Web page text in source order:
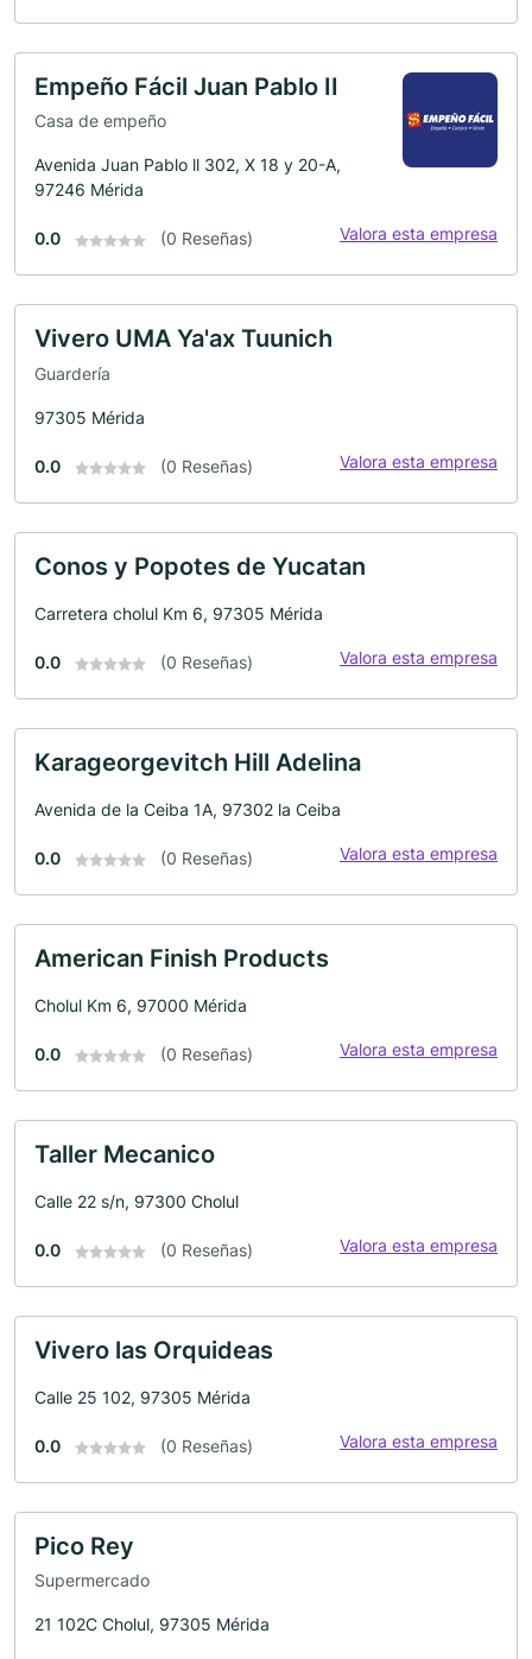
Empeño Fácil Juan Pablo II
Casa de empeño
Avenida Juan Pablo ll 302, X 18 y 20-A,
97246 Mérida
0.0 (0 Reseñas) Valora esta empresa
Vivero UMA Ya'ax Tuunich
Guardería
97305 Mérida
0.0 (0 Reseñas) Valora esta empresa
Conos y Popotes de Yucatan
Carretera cholul Km 6, 97305 Mérida
0.0 (0 Reseñas) Valora esta empresa
Karageorgevitch Hill Adelina
Avenida de la Ceiba 1A, 97302 la Ceiba
0.0 (0 Reseñas) Valora esta empresa
American Finish Products
Cholul Km 6, 97000 Mérida
0.0 (0 Reseñas) Valora esta empresa
Taller Mecanico
Calle 22 s/n, 97300 Cholul
0.0 (0 Reseñas) Valora esta empresa
Vivero las Orquideas
Calle 25 102, 97305 Mérida
0.0 (0 Reseñas) Valora esta empresa
Pico Rey
Supermercado
21 102C Cholul, 97305 Mérida